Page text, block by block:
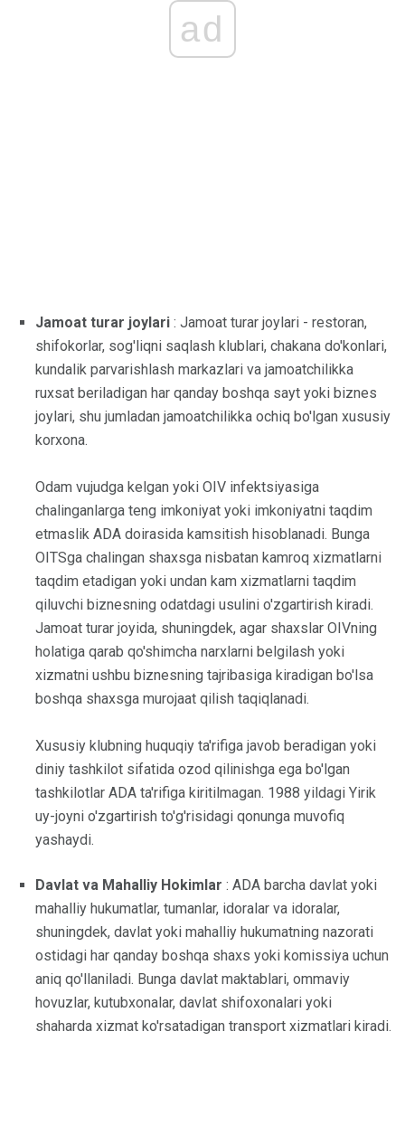
ad
Jamoat turar joylari : Jamoat turar joylari - restoran,
shifokorlar, sog'liqni saqlash klublari, chakana do'konlari,
kundalik parvarishlash markazlari va jamoatchilikka
ruxsat beriladigan har qanday boshqa sayt yoki biznes
joylari, shu jumladan jamoatchilikka ochiq bo'lgan xususiy
korxona.
Odam vujudga kelgan yoki OIV infektsiyasiga
chalinganlarga teng imkoniyat yoki imkoniyatni taqdim
etmaslik ADA doirasida kamsitish hisoblanadi. Bunga
OITSga chalingan shaxsga nisbatan kamroq xizmatlarni
taqdim etadigan yoki undan kam xizmatlarni taqdim
qiluvchi biznesning odatdagi usulini o'zgartirish kiradi.
Jamoat turar joyida, shuningdek, agar shaxslar OIVning
holatiga qarab qo'shimcha narxlarni belgilash yoki
xizmatni ushbu biznesning tajribasiga kiradigan bo'lsa
boshqa shaxsga murojaat qilish taqiqlanadi.
Xususiy klubning huquqiy ta'rifiga javob beradigan yoki
diniy tashkilot sifatida ozod qilinishga ega bo'lgan
tashkilotlar ADA ta'rifiga kiritilmagan. 1988 yildagi Yirik
uy-joyni o'zgartirish to'g'risidagi qonunga muvofiq
yashaydi.
Davlat va Mahalliy Hokimlar : ADA barcha davlat yoki
mahalliy hukumatlar, tumanlar, idoralar va idoralar,
shuningdek, davlat yoki mahalliy hukumatning nazorati
ostidagi har qanday boshqa shaxs yoki komissiya uchun
aniq qo'llaniladi. Bunga davlat maktablari, ommaviy
hovuzlar, kutubxonalar, davlat shifoxonalari yoki
shaharda xizmat ko'rsatadigan transport xizmatlari kiradi.